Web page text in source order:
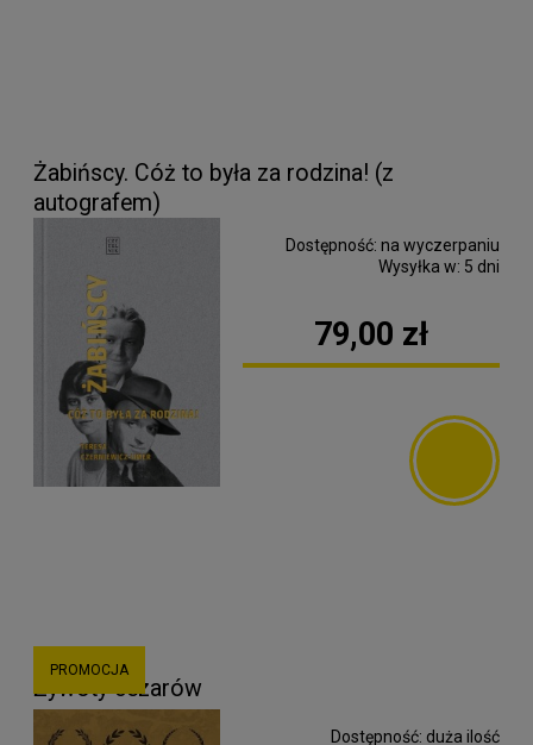
Żabińscy. Cóż to była za rodzina! (z
autografem)
Dostępność: na wyczerpaniu
Wysyłka w: 5 dni
79,00 zł
Żywoty cezarów
Dostępność: duża ilość
PROMOCJA